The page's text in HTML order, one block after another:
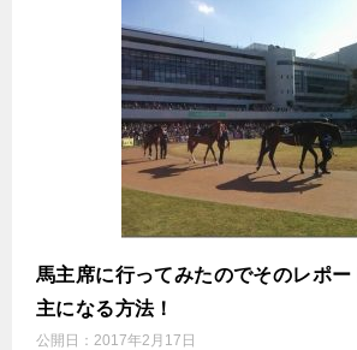
馬主席に行ってみたのでそのレポ
主になる方法！
公開日： 2017年2月17日